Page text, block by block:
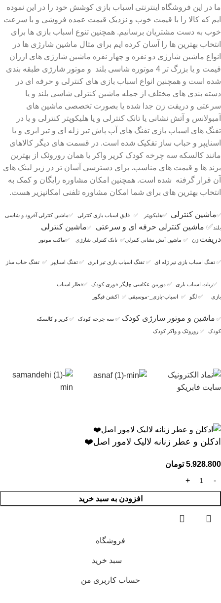
ما در این فروشگاه اینترنتی اسباب بازی کوشش خود را در این نموده
ایم که کالا را با قیمت خوب و نزدیک قیمت عمده فروشی و با سرعت
خوب به دست مشتریان برسانیم. همچنین تنوع اسباب بازی ها برای
انتخاب بهترین ها را آسان کرده ایم برای مثال ماشین شارژی ها در
انواع ماشین شارژی دو نفره و چهار نفره ماشین شارژی های ارزان
قیمت و یا بزرگ تر 4 موتوره شاسی بلند و موتور شارژی طبقه بندی
شده است و همچنین انواع اسباب بازی های کنترلی و حرفه ای در
دسته بندی های مختلف از جمله ماشین کنترلی شاسی بلند و یا
سرعتی و دریفت زن جدا شده یا بصورت تخصصی ماشین های
آمبولانس و آتش نشانی یا تانک کنترلی و یا هلیکوپتر کنترلی و یا در
تفنگ های اسباب بازی تفنگ های آب پاش تیر ژله ای و تیر ابری و یا
اسنایپر و حباب ساز تفکیک شده است. در قسمت های دیگر کالاهای
مانند کالسکه سه چرخه کودک کریر واکر یا همان روروئک از بهترین
برند ها و قیمت های مناسب. برای دسترسی آسان تر در زیر لینک های
آن قرار گرفته شده است. همچنین امکان مشاوره رایگان و کمک به
انتخاب بهترین های برای شما امکان مشاوره تلفنی امکانپزیر هست.
✅ماشین کنترلی ✅هلیکوپتر ✅ قایق اسباب بازی کنترلی ✅ماشین کنترلی آفرود و شاسی
بلند ✅ ماشین کنترلی حرفه ای و سرعتی ✅ماشین کنترلی
دریفت زن ✅ ماشین آتش نشانی کنترلی✅ تانک کنترلی شارژی ✅ماکت موتور
✅ تفنگ اسباب بازی تیر ژله ای ✅ تفنگ اسباب بازی تیر ابری ✅ تفنگ اسنایپر ✅ تفنگ حباب ساز
✅ربات اسباب بازی ✅ دوربین عکاسی چاپگر فوری کودک ✅قطار اسباب
بازی ✅ لگو ✅ اسباب-بازی_-موسیقی ✅ اکشن فیگور
✅ ماشین و موتور سارژی کودک ✅ سه چرخه کودک ✅کریر و کالسکه
کودک ✅ روروئک و واکر کودک
ادکلن و عطر زنانه لالیک لامور اصل❤️
5.928.800 تومان
افزودن به سبد خرید
فروشگاه
سبد خرید
حساب کاربری من